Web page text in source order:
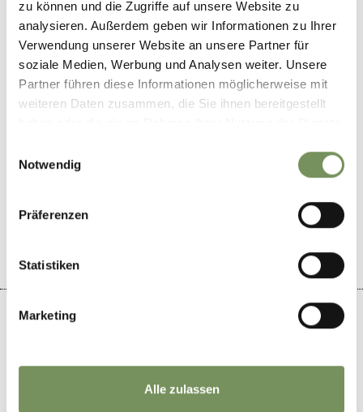
zu können und die Zugriffe auf unsere Website zu
analysieren. Außerdem geben wir Informationen zu Ihrer
Verwendung unserer Website an unsere Partner für
soziale Medien, Werbung und Analysen weiter. Unsere
Partner führen diese Informationen möglicherweise mit
weiteren Daten zusammen, die Sie ihnen bereitgestellt
Notwendig
Präferenzen
Statistiken
Marketing
Alle zulassen
Erlebnis Kränzelhof
WAR DER INHALT FÜR DICH HILFREICH?
JA NEIN
+